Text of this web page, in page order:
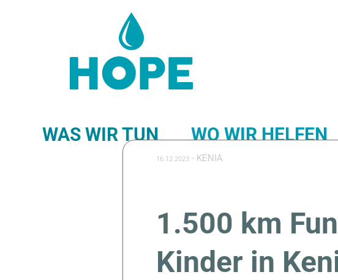
WAS WIR TUN WO WIR HELFEN
16.12.2023- KENIA
1.500 km
Kinder in